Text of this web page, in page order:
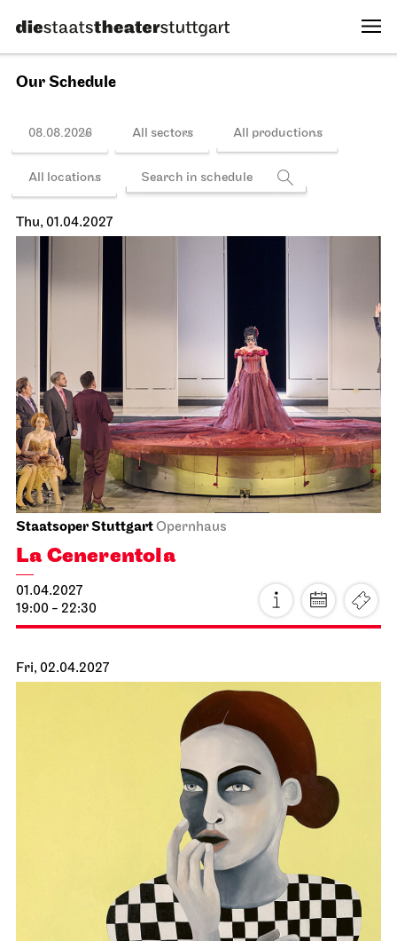
Schedule
Wed, 31.03.2027
Triple Bill
Thu, 01.04.2027
Staatsoper StuttgartOpernhaus
La Cenerentola
01.04.2027
19:00 - 22:30
Fri, 02.04.2027